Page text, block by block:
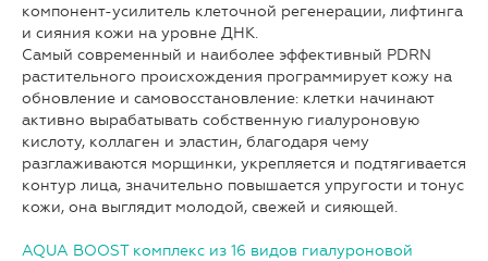
компонент-усилитель клеточной регенерации, лифтинга
и сияния кожи на уровне ДНК.
Самый современный и наиболее эффективный PDRN
растительного происхождения программирует кожу на
обновление и самовосстановление: клетки начинают
активно вырабатывать собственную гиалуроновую
кислоту, коллаген и эластин, благодаря чему
разглаживаются морщинки, укрепляется и подтягивается
контур лица, значительно повышается упругости и тонус
кожи, она выглядит молодой, свежей и сияющей.
AQUA BOOSTкомплекс из 16 видов гиалуроновой